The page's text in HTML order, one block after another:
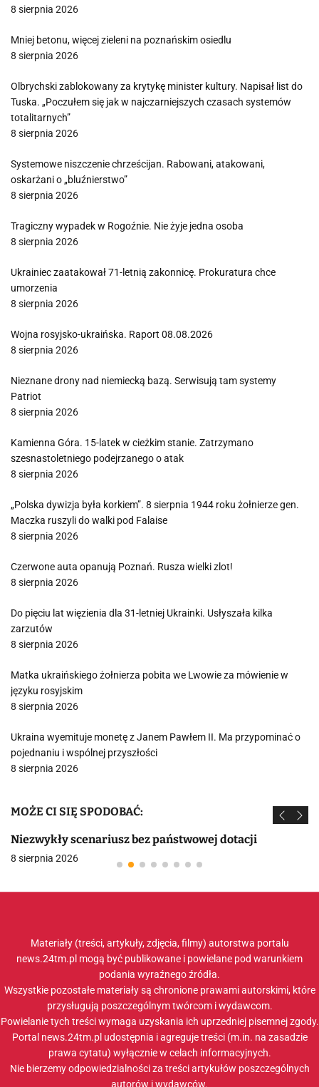
8 sierpnia 2026
Mniej betonu, więcej zieleni na poznańskim osiedlu
8 sierpnia 2026
Olbrychski zablokowany za krytykę minister kultury. Napisał list do
Tuska. „Poczułem się jak w najczarniejszych czasach systemów
totalitarnych”
8 sierpnia 2026
Systemowe niszczenie chrześcijan. Rabowani, atakowani,
oskarżani o „bluźnierstwo”
8 sierpnia 2026
Tragiczny wypadek w Rogoźnie. Nie żyje jedna osoba
8 sierpnia 2026
Ukrainiec zaatakował 71-letnią zakonnicę. Prokuratura chce
umorzenia
8 sierpnia 2026
Wojna rosyjsko-ukraińska. Raport 08.08.2026
8 sierpnia 2026
Nieznane drony nad niemiecką bazą. Serwisują tam systemy
Patriot
8 sierpnia 2026
Kamienna Góra. 15-latek w cieżkim stanie. Zatrzymano
szesnastoletniego podejrzanego o atak
8 sierpnia 2026
„Polska dywizja była korkiem”. 8 sierpnia 1944 roku żołnierze gen.
Maczka ruszyli do walki pod Falaise
8 sierpnia 2026
Czerwone auta opanują Poznań. Rusza wielki zlot!
8 sierpnia 2026
Do pięciu lat więzienia dla 31-letniej Ukrainki. Usłyszała kilka
zarzutów
8 sierpnia 2026
Matka ukraińskiego żołnierza pobita we Lwowie za mówienie w
języku rosyjskim
8 sierpnia 2026
Ukraina wyemituje monetę z Janem Pawłem II. Ma przypominać o
pojednaniu i wspólnej przyszłości
8 sierpnia 2026
MOŻE CI SIĘ SPODOBAĆ:
Niezwykły scenariusz bez państwowej dotacji
8 sierpnia 2026
Materiały (treści, artykuły, zdjęcia, filmy) autorstwa portalu
news.24tm.pl mogą być publikowane i powielane pod warunkiem
podania wyraźnego źródła.
Wszystkie pozostałe materiały są chronione prawami autorskimi, które
przysługują poszczególnym twórcom i wydawcom.
Powielanie tych treści wymaga uzyskania ich uprzedniej pisemnej zgody.
Portal news.24tm.pl udostępnia i agreguje treści (m.in. na zasadzie
prawa cytatu) wyłącznie w celach informacyjnych.
Nie bierzemy odpowiedzialności za treści artykułów poszczególnych
autorów i wydawców.